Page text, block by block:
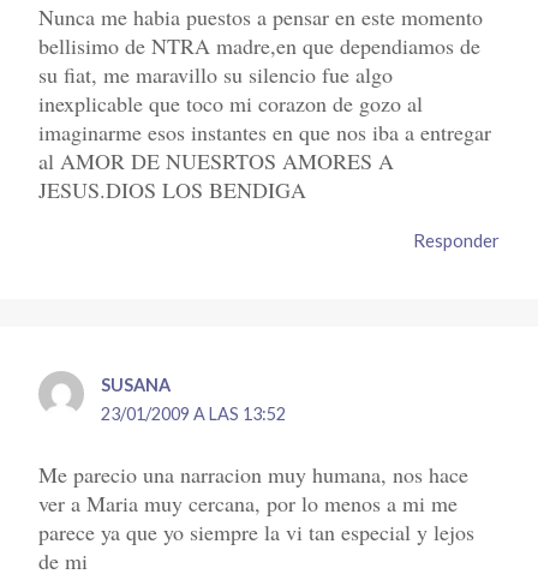
Nunca me habia puestos a pensar en este momento
bellisimo de NTRA madre,en que dependiamos de
su fiat, me maravillo su silencio fue algo
inexplicable que toco mi corazon de gozo al
imaginarme esos instantes en que nos iba a entregar
al AMOR DE NUESRTOS AMORES A
JESUS.DIOS LOS BENDIGA
Responder
SUSANA
23/01/2009 A LAS 13:52
Me parecio una narracion muy humana, nos hace
ver a Maria muy cercana, por lo menos a mi me
parece ya que yo siempre la vi tan especial y lejos
de mi